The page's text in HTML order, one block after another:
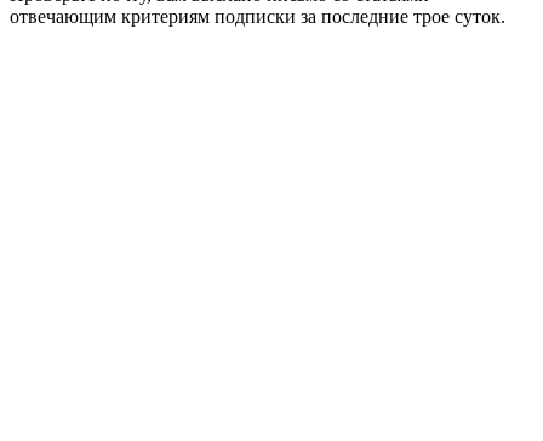
отвечающим критериям подписки за последние трое суток.